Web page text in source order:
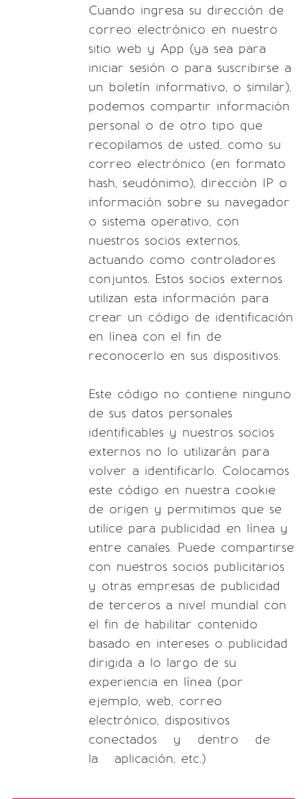
Cuando ingresa su dirección de
correo electrónico en nuestro
sitio web y App (ya sea para
iniciar sesión o para suscribirse a
un boletín informativo, o similar),
podemos compartir información
personal o de otro tipo que
recopilamos de usted, como su
correo electrónico (en formato
hash, seudónimo), dirección IP o
información sobre su navegador
o sistema operativo, con
nuestros socios externos,
actuando como controladores
conjuntos. Estos socios externos
utilizan esta información para
crear un código de identificación
en línea con el fin de
reconocerlo en sus dispositivos.
Este código no contiene ninguno
de sus datos personales
identificables y nuestros socios
externos no lo utilizarán para
volver a identificarlo. Colocamos
este código en nuestra cookie
de origen y permitimos que se
utilice para publicidad en línea y
entre canales. Puede compartirse
con nuestros socios publicitarios
y otras empresas de publicidad
de terceros a nivel mundial con
el fin de habilitar contenido
basado en intereses o publicidad
dirigida a lo largo de su
experiencia en línea (por
ejemplo, web, correo
electrónico, dispositivos
conectados y dentro de
la aplicación, etc.)